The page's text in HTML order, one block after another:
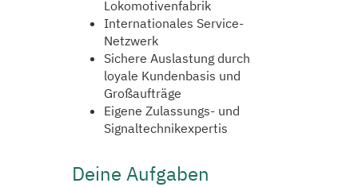
Lokomotivenfabrik
Internationales Service-
Netzwerk
Sichere Auslastung durch
loyale Kundenbasis und
Großaufträge
Eigene Zulassungs- und
Signaltechnikexpertis
Deine Aufgaben